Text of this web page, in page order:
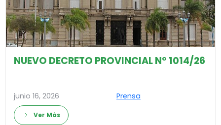
NUEVO DECRETO PROVINCIAL Nº 1014/26
junio 16, 2026 Prensa
Ver Más